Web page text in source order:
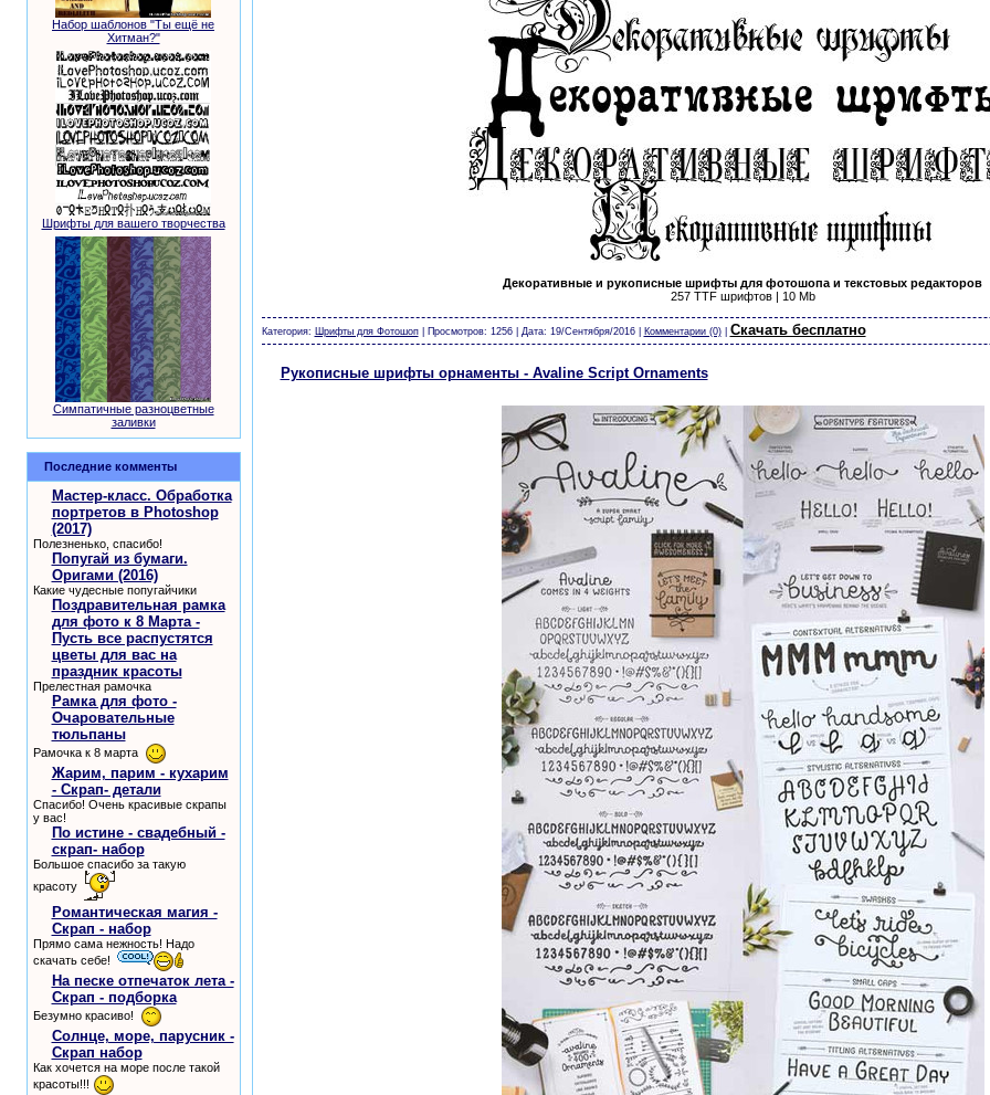
Набор шаблонов "Ты ещё не
Хитман?"
Шрифты для вашего творчества
Симпатичные разноцветные
заливки
Последние комменты
Мастер-класс. Обработка
портретов в Photoshop
(2017)
Полезненько, спасибо!
Попугай из бумаги.
Оригами (2016)
Какие чудесные попугайчики
Поздравительная рамка
для фото к 8 Марта -
Пусть все распустятся
цветы для вас на
праздник красоты
Прелестная рамочка
Рамка для фото -
Очаровательные
тюльпаны
Рамочка к 8 марта
Жарим, парим - кухарим
- Скрап- детали
Спасибо! Очень красивые скрапы
у вас!
По истине - свадебный -
скрап- набор
Большое спасибо за такую
красоту
Романтическая магия -
Скрап - набор
Прямо сама нежность! Надо
скачать себе!
На песке отпечаток лета -
Скрап - подборка
Безумно красиво!
Солнце, море, парусник -
Скрап набор
Как хочется на море после такой
красоты!!!
Декоративные и рукописные шрифты для фотошопа и текстовых редакторов
257 TTF шрифтов | 10 Mb
Категория: Шрифты для Фотошоп| Просмотров: 1256 | Дата: 19/Сентября/2016| Комментарии (0)| Скачать бесплатно
Рукописные шрифты орнаменты - Avaline Script Ornaments